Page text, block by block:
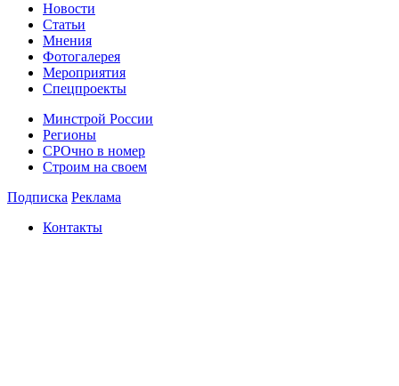
Новости
Статьи
Мнения
Фотогалерея
Мероприятия
Спецпроекты
Минстрой России
Регионы
СРОчно в номер
Строим на своем
Подписка Реклама
Контакты